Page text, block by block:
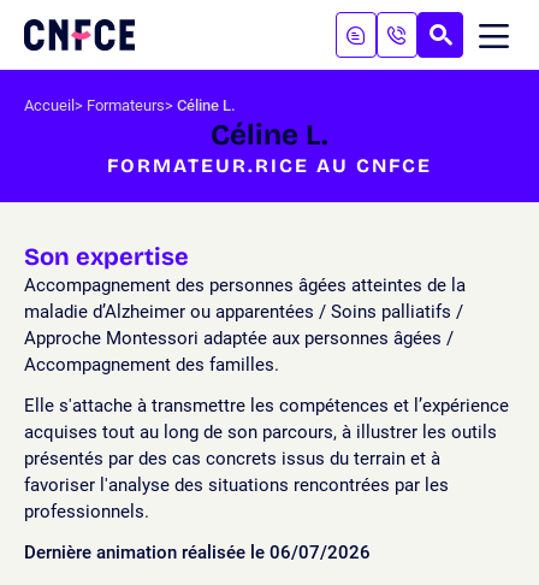
contenu
à
recherche
Logo
site
Accueil Formateurs Céline L.
Céline L.
FORMATEUR.RICE AU CNFCE
Son expertise
Accompagnement des personnes âgées atteintes de la
maladie d’Alzheimer ou apparentées / Soins palliatifs /
Approche Montessori adaptée aux personnes âgées /
Accompagnement des familles.
Elle s'attache à transmettre les compétences et l’expérience
acquises tout au long de son parcours, à illustrer les outils
présentés par des cas concrets issus du terrain et à
favoriser l'analyse des situations rencontrées par les
professionnels.
Dernière animation réalisée le 06/07/2026